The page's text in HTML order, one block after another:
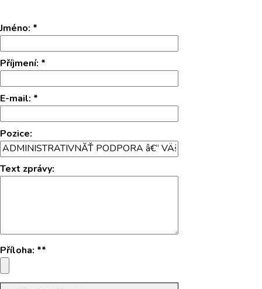
Jméno: *
Příjmení: *
E-mail: *
Pozice:
Text zprávy:
Příloha: **